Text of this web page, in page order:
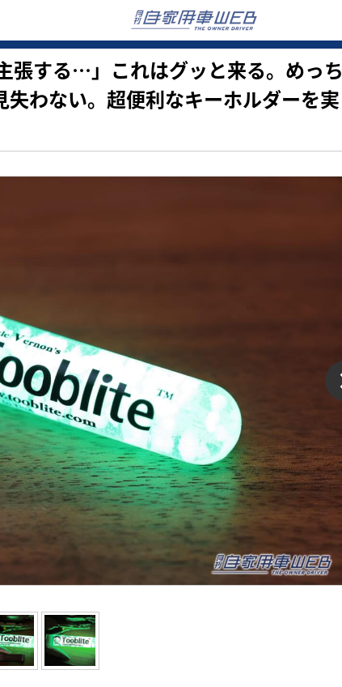
張する…」これはグッと来る。めっち
わない。超便利なキーホルダーを実